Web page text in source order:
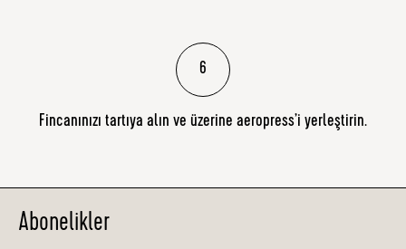
6
Fincanınızı tartıya alın ve üzerine aeropress’i yerleştirin.
Abonelikler